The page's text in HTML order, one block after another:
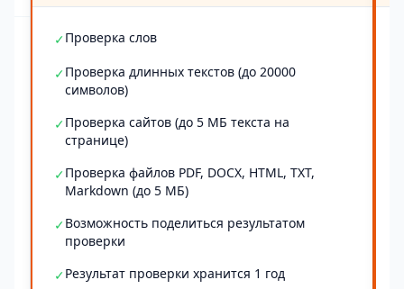
✓Проверка слов
✓Проверка длинных текстов (до 20000
символов)
✓Проверка сайтов (до 5 МБ текста на
странице)
✓Проверка файлов PDF, DOCX, HTML, TXT,
Markdown (до 5 МБ)
✓Возможность поделиться результатом
проверки
✓Результат проверки хранится 1 год